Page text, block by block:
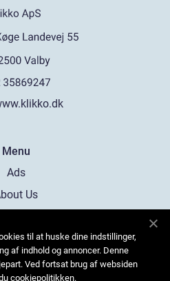
Menu
Ads
Us
til at huske dine indstillinger,
af indhold og annoncer. Denne
Ved fortsat brug af websiden
cookiepolitikken.